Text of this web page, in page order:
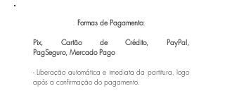
Formas de Pagamento:
Pix, Cartão de Crédito, PayPal,
PagSeguro, Mercado Pago
- Liberação automática e imediata da partitura, logo
após a confirmação do pagamento.